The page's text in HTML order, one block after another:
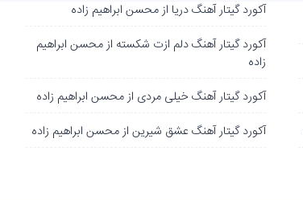
آکورد گیتار آهنگ دریا از محسن ابراهیم زاده
آکورد گیتار آهنگ دلم ازت شکسته از محسن ابراهیم
زاده
آکورد گیتار آهنگ خیلی مردی از محسن ابراهیم زاده
آکورد گیتار آهنگ عشق شیرین از محسن ابراهیم زاده